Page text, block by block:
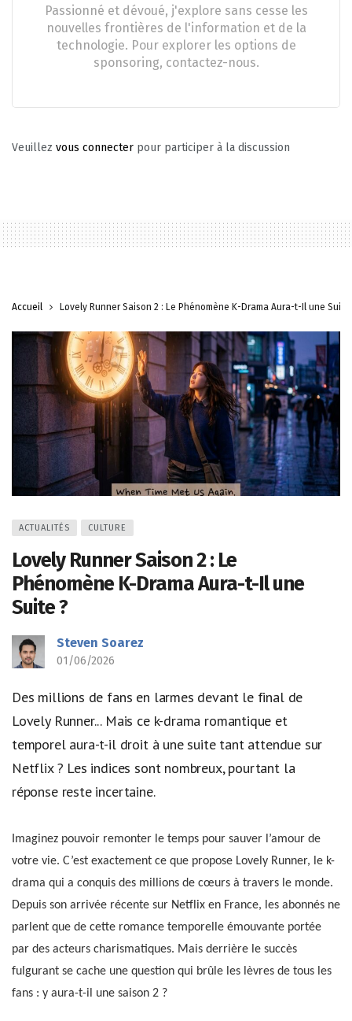
Passionné et dévoué, j'explore sans cesse les
nouvelles frontières de l'information et de la
technologie. Pour explorer les options de
sponsoring, contactez-nous.
Veuillez vous connecter pour participer à la discussion
Accueil Lovely Runner Saison 2 : Le Phénomène K-Drama Aura-t-Il une Suite
ACTUALITÉS CULTURE
Lovely Runner Saison 2 : Le
Phénomène K-Drama Aura-t-Il une
Suite ?
Steven Soarez
01/06/2026
Des millions de fans en larmes devant le final de
Lovely Runner... Mais ce k-drama romantique et
temporel aura-t-il droit à une suite tant attendue sur
Netflix ? Les indices sont nombreux, pourtant la
réponse reste incertaine.
Imaginez pouvoir remonter le temps pour sauver l’amour de
votre vie. C’est exactement ce que propose Lovely Runner, le k-
drama qui a conquis des millions de cœurs à travers le monde.
Depuis son arrivée récente sur Netflix en France, les abonnés ne
parlent que de cette romance temporelle émouvante portée
par des acteurs charismatiques. Mais derrière le succès
fulgurant se cache une question qui brûle les lèvres de tous les
fans : y aura-t-il une saison 2 ?